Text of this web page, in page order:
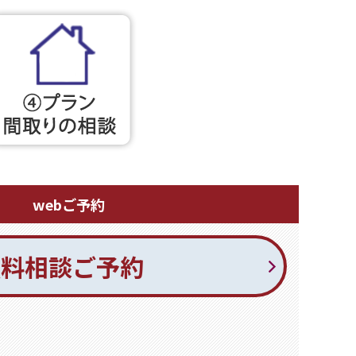
webご予約
相談ご予約